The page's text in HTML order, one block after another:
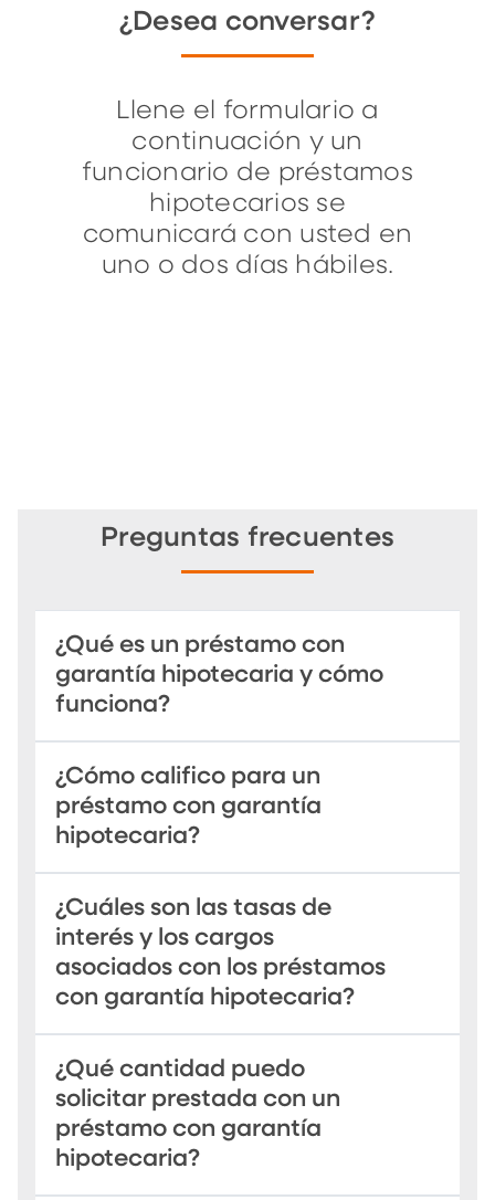
¿Desea conversar?
Llene el formulario a
continuación y un
funcionario de préstamos
hipotecarios se
comunicará con usted en
uno o dos días hábiles.
Preguntas frecuentes
¿Qué es un préstamo con
garantía hipotecaria y cómo
funciona?
¿Cómo califico para un
préstamo con garantía
hipotecaria?
¿Cuáles son las tasas de
interés y los cargos
asociados con los préstamos
con garantía hipotecaria?
¿Qué cantidad puedo
solicitar prestada con un
préstamo con garantía
hipotecaria?